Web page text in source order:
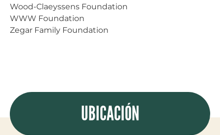
Wood-Claeyssens Foundation
WWW Foundation
Zegar Family Foundation
UBICACIÓN